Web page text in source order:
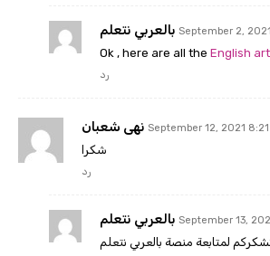
بالعربي نتعلم
Ok , here are all the English
رد
نهى شعبان
شكرا
رد
بالعربي نتعلم
لمتابعة منصة بالعربي نتعلم